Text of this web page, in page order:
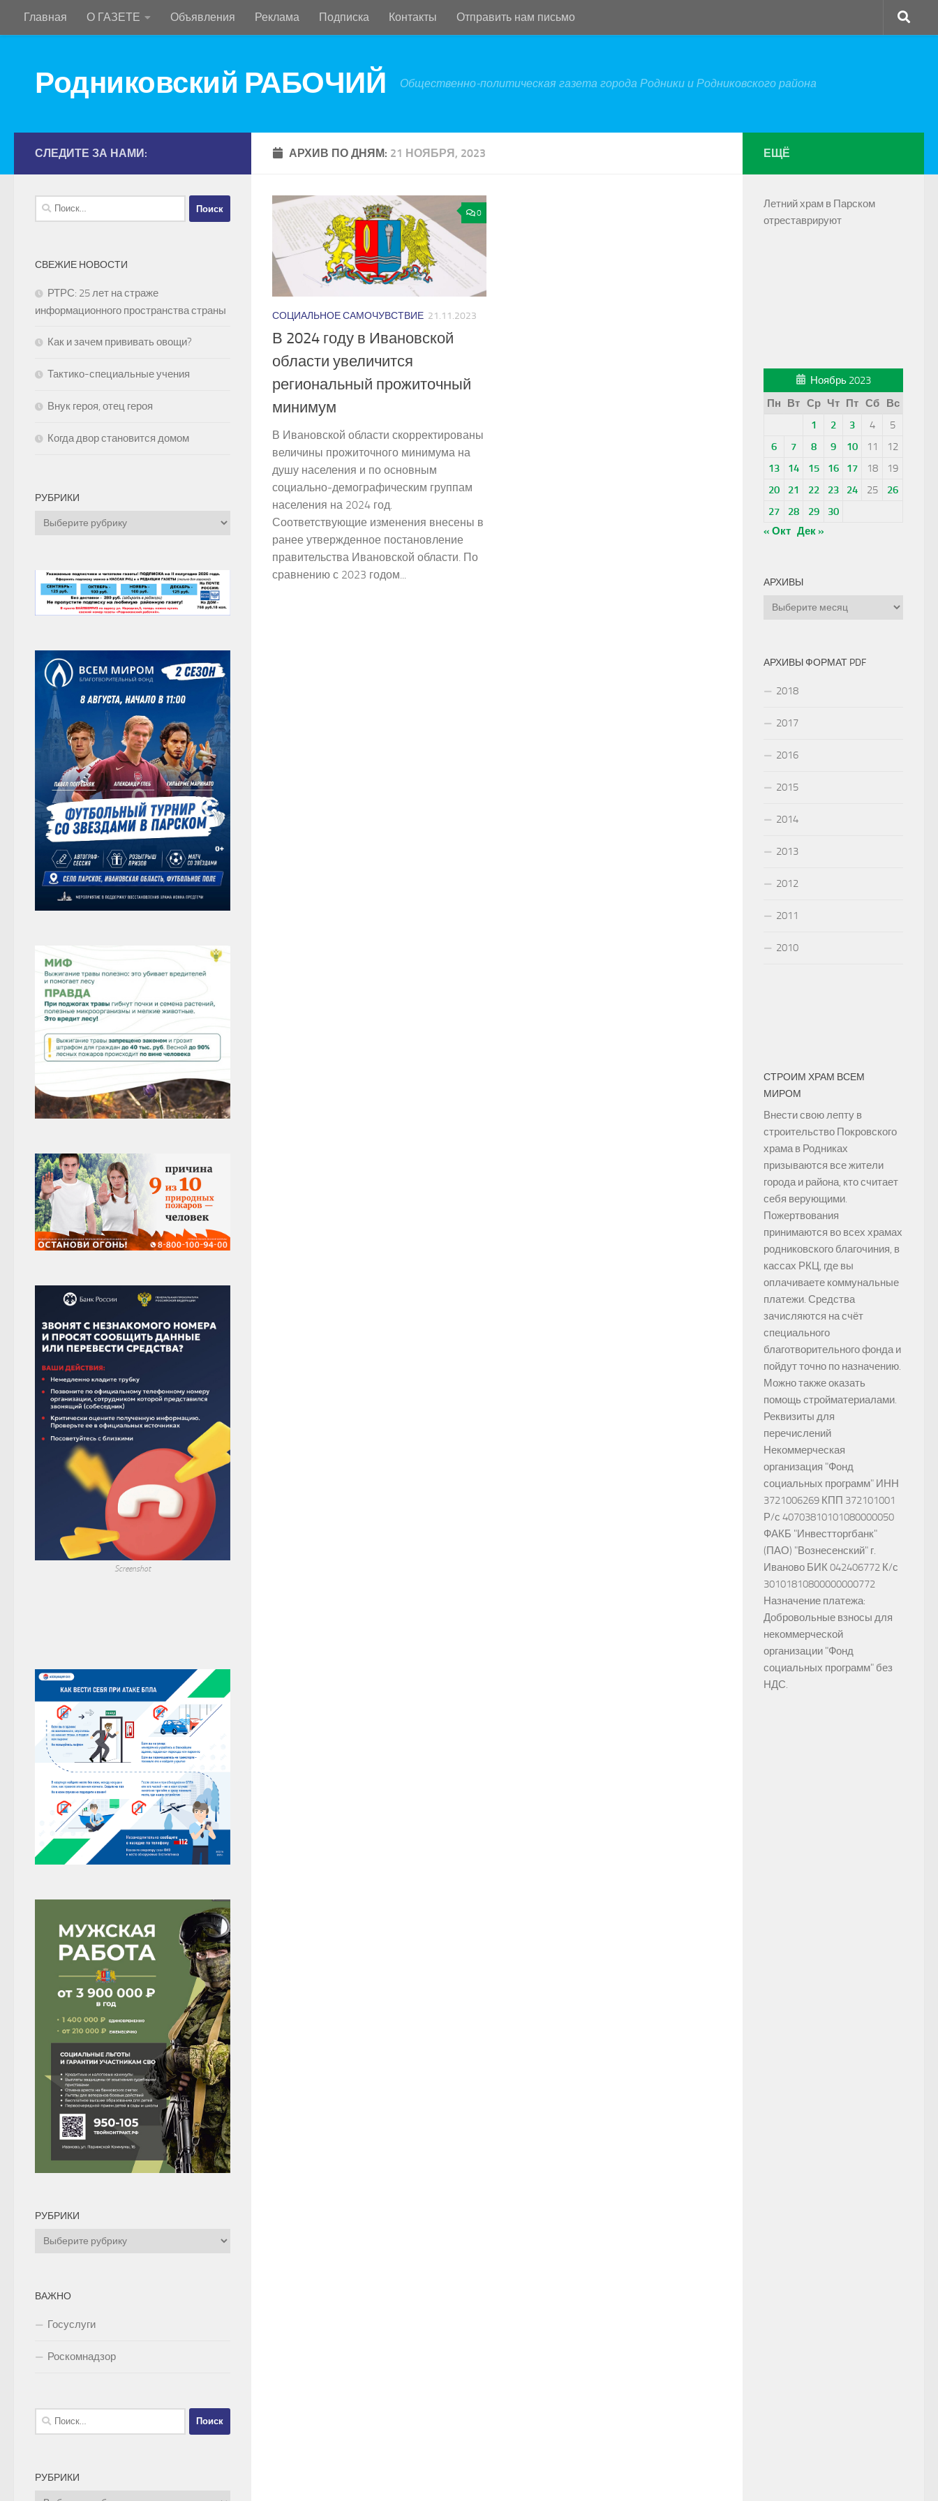
Перейти к содержимому
Главная О ГАЗЕТЕ Объявления Реклама Подписка Контакты Отправить нам письмо
Родниковский РАБОЧИЙ Общественно-политическая газета города Родники и Родниковского района
АРХИВ ПО ДНЯМ: 21 НОЯБРЯ, 2023
0
СОЦИАЛЬНОЕ САМОЧУВСТВИЕ 21.11.2023
В 2024 году в Ивановской
области увеличится
региональный прожиточный
минимум
В Ивановской области скорректированы
величины прожиточного минимума на
душу населения и по основным
социально-демографическим группам
населения на 2024 год.
Соответствующие изменения внесены в
ранее утвержденное постановление
правительства Ивановской области. По
сравнению с 2023 годом...
СЛЕДИТЕ ЗА НАМИ:
Найти:
СВЕЖИЕ НОВОСТИ
РТРС: 25 лет на страже
информационного пространства страны
Как и зачем прививать овощи?
Тактико-специальные учения
Внук героя, отец героя
Когда двор становится домом
РУБРИКИ
Рубрики
Screenshot
РУБРИКИ
Рубрики
ВАЖНО
Госуслуги
Роскомнадзор
Найти:
РУБРИКИ
Рубрики
ЕЩЁ
Летний храм в Парском
отреставрируют
Ноябрь 2023
Пн
Вт Ср Чт Пт Сб
Вс
1
2 3 4
5
6
7 8 9 10 11
12
13
14 15 16 17 18
19
20
21 22 23 24 25
26
27
28 29
30
« Окт Дек »
АРХИВЫ
Архивы
АРХИВЫ ФОРМАТ PDF
2018
2017
2016
2015
2014
2013
2012
2011
2010
СТРОИМ ХРАМ ВСЕМ
МИРОМ
Внести свою лепту в
строительство Покровского
храма в Родниках
призываются все жители
города и района, кто считает
себя верующими.
Пожертвования
принимаются во всех храмах
родниковского благочиния, в
кассах РКЦ, где вы
оплачиваете коммунальные
платежи. Средства
зачисляются на счёт
специального
благотворительного фонда и
пойдут точно по назначению.
Можно также оказать
помощь стройматериалами.
Реквизиты для
перечислений
Некоммерческая
организация "Фонд
социальных программ" ИНН
3721006269 КПП 372101001
Р/с 40703810101080000050
ФАКБ "Инвестторгбанк"
(ПАО) "Вознесенский" г.
Иваново БИК 042406772 К/с
30101810800000000772
Назначение платежа:
Добровольные взносы для
некоммерческой
организации "Фонд
социальных программ" без
НДС.